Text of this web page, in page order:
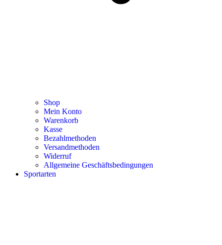
Shop
Mein Konto
Warenkorb
Kasse
Bezahlmethoden
Versandmethoden
Widerruf
Allgemeine Geschäftsbedingungen
Sportarten